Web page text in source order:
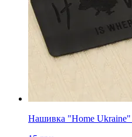
Нашивка "Home Ukraine"